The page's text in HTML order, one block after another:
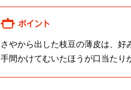
さやから出した枝豆の薄皮は、好
手間かけてむいたほうが口当たり